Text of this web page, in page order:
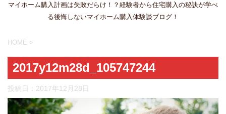
マイホーム購入計画は失敗だらけ！？経験者から住宅購入の秘訣が学べ
る後悔しないマイホーム購入体験談ブログ！
HOME >
2017y12m28d_105747244
投稿日： 2017年12月28日